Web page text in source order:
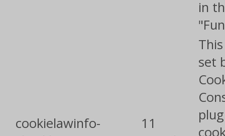
in
cookielawinfo-
11
set